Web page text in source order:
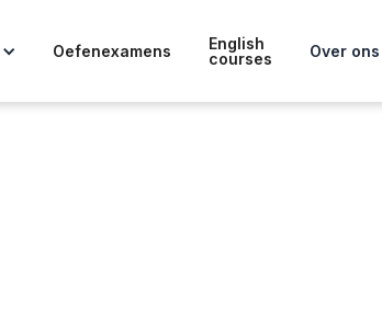
Oefenexamens
English
courses
Over ons